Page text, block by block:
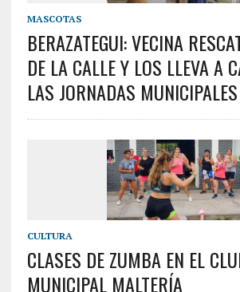
MASCOTAS
BERAZATEGUI: VECINA
DE LA CALLE Y LOS LLEVA A
LAS JORNADAS MUNICIPALES
CULTURA
CLASES DE ZUMBA EN EL
MUNICIPAL MALTERÍA